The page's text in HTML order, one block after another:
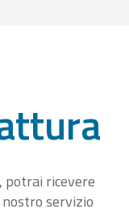
potrai ricevere
servizio